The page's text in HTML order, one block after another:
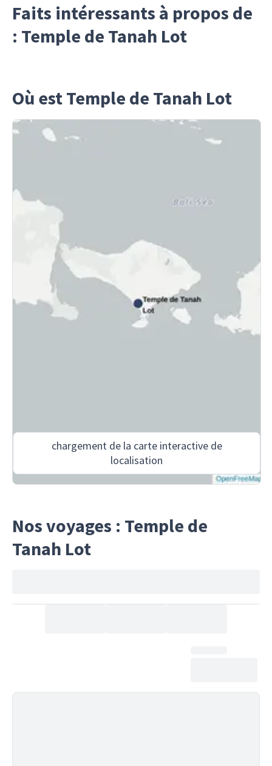
Faits intéressants à propos de
: Temple de Tanah Lot
Où est Temple de Tanah Lot
chargement de la carte interactive de
localisation
Nos voyages : Temple de
Tanah Lot